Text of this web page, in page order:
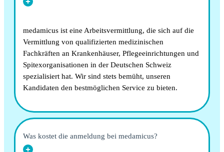
medamicus ist eine Arbeitsvermittlung, die sich auf die
Vermittlung von qualifizierten medizinischen
Fachkräften an Krankenhäuser, Pflegeeinrichtungen und
Spitexorganisationen in der Deutschen Schweiz
spezialisiert hat. Wir sind stets bemüht, unseren
Kandidaten den bestmöglichen Service zu bieten.
Was kostet die anmeldung bei medamicus?